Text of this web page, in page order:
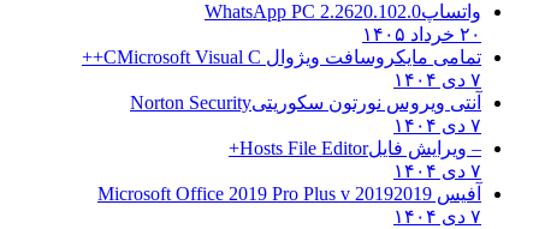
واتساپWhatsApp PC 2.2620.102.0
۲۰ خرداد ۱۴۰۵
تمامی مایکروسافت ویژوال C Microsoft Visual C++
۷ دی ۱۴۰۴
آنتی ویروس نورتون سکوریتیNorton Security
۷ دی ۱۴۰۴
– ویرایش فایلHosts File Editor+
۷ دی ۱۴۰۴
آفیس 2019 2019 Microsoft Office 2019 Pro Plus v
۷ دی ۱۴۰۴